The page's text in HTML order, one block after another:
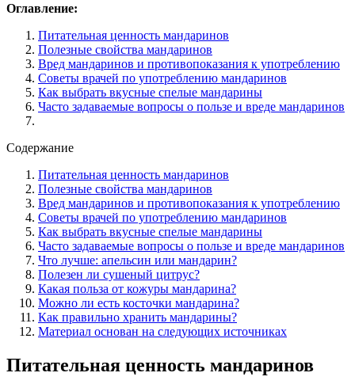
Оглавление:
Питательная ценность мандаринов
Полезные свойства мандаринов
Вред мандаринов и противопоказания к употреблению
Советы врачей по употреблению мандаринов
Как выбрать вкусные спелые мандарины
Часто задаваемые вопросы о пользе и вреде мандаринов
Содержание
Питательная ценность мандаринов
Полезные свойства мандаринов
Вред мандаринов и противопоказания к употреблению
Советы врачей по употреблению мандаринов
Как выбрать вкусные спелые мандарины
Часто задаваемые вопросы о пользе и вреде мандаринов
Что лучше: апельсин или мандарин?
Полезен ли сушеный цитрус?
Какая польза от кожуры мандарина?
Можно ли есть косточки мандарина?
Как правильно хранить мандарины?
Материал основан на следующих источниках
Питательная ценность мандаринов